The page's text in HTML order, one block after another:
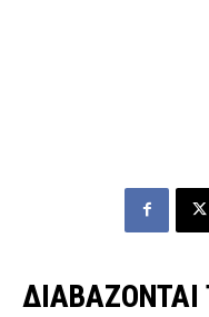
ΔΙΑΒΑΖΟΝΤΑΙ